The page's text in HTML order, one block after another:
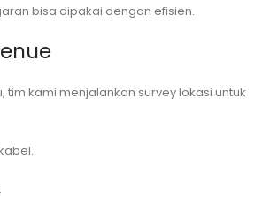
bisa dipakai dengan efisien.
tim kami menjalankan survey lokasi untuk